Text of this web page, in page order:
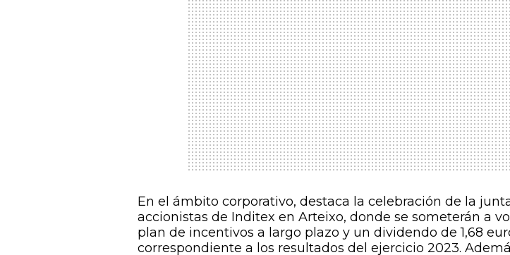
En el ámbito corporativo, destaca la celebración de la
accionistas de Inditex en Arteixo, donde se someterán a
plan de incentivos a largo plazo y un dividendo de 1,68
correspondiente a los resultados del ejercicio 2023.